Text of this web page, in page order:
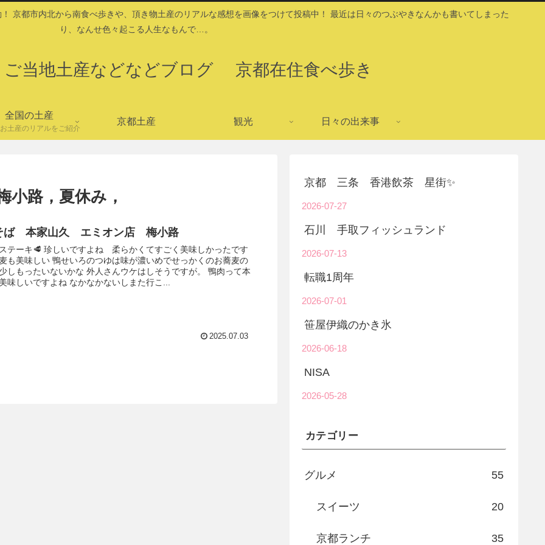
京都市内北から南食べ歩きや、頂き物土産のリアルな感想を画像をつけて投稿中！ 最近は日々のつぶやきなんかも書いてしまった
り、なんせ色々起こる人生なもんで…。
ご当地土産などなどブログ 京都在住食べ歩き
全国の土産
土産のリアルをご紹介
京都土産 観光 日々の出来事
小路，夏休み，
ば 本家山久 エミオン店 梅小路
テーキ🥩 珍しいですよね 柔らかくてすごく美味しかったです
も美味しい 鴨せいろのつゆは味が濃いめでせっかくのお蕎麦の
しもったいないかな 外人さんウケはしそうですが。 鴨肉って本
味しいですよね なかなかないしまた行こ...
2025.07.03
京都 三条 香港飲茶 星街✨
2026-07-27
石川 手取フィッシュランド
2026-07-13
転職1周年
2026-07-01
笹屋伊織のかき氷
2026-06-18
NISA
2026-05-28
カテゴリー
グルメ 55
スイーツ 20
京都ランチ 35